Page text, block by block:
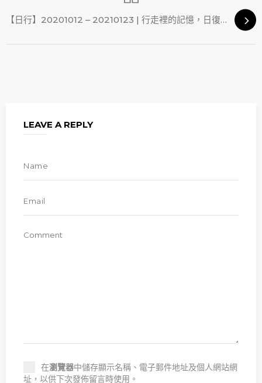
【日行】20201012 – 20210123 | 行走裡的記憶，日復一日
LEAVE A REPLY
在瀏覽器中儲存顯示名稱、電子郵件地址及個人網站網
址，以供下次發佈留言時使用。